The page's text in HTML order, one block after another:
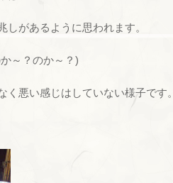
しがあるように思われます。
～？のか～？)
く悪い感じはしていない様子です。